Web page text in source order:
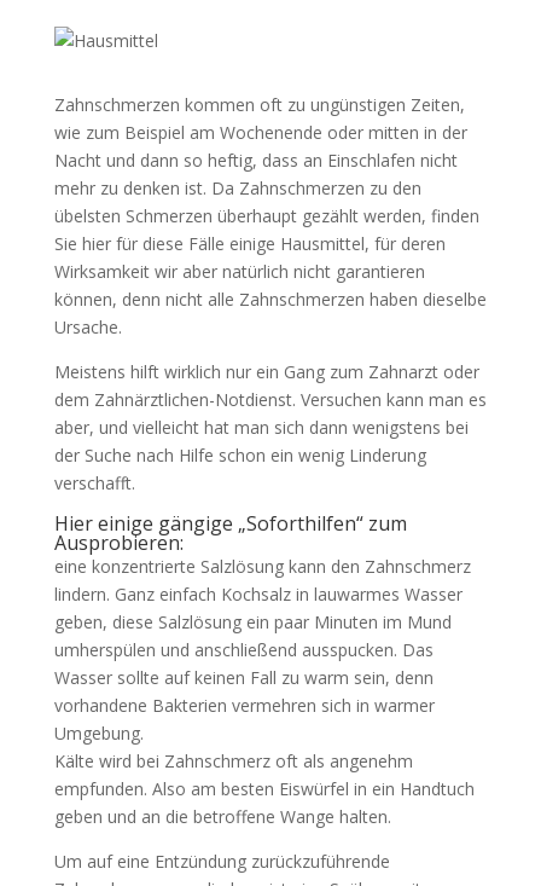
Zahnschmerzen kommen oft zu ungünstigen Zeiten,
wie zum Beispiel am Wochenende oder mitten in der
Nacht und dann so heftig, dass an Einschlafen nicht
mehr zu denken ist. Da Zahnschmerzen zu den
übelsten Schmerzen überhaupt gezählt werden, finden
Sie hier für diese Fälle einige Hausmittel, für deren
Wirksamkeit wir aber natürlich nicht garantieren
können, denn nicht alle Zahnschmerzen haben dieselbe
Ursache.
Meistens hilft wirklich nur ein Gang zum Zahnarzt oder
dem Zahnärztlichen-Notdienst. Versuchen kann man es
aber, und vielleicht hat man sich dann wenigstens bei
der Suche nach Hilfe schon ein wenig Linderung
verschafft.
Hier einige gängige „Soforthilfen“ zum
Ausprobieren:
eine konzentrierte Salzlösung kann den Zahnschmerz
lindern. Ganz einfach Kochsalz in lauwarmes Wasser
geben, diese Salzlösung ein paar Minuten im Mund
umherspülen und anschließend ausspucken. Das
Wasser sollte auf keinen Fall zu warm sein, denn
vorhandene Bakterien vermehren sich in warmer
Umgebung.
Kälte wird bei Zahnschmerz oft als angenehm
empfunden. Also am besten Eiswürfel in ein Handtuch
geben und an die betroffene Wange halten.
Um auf eine Entzündung zurückzuführende